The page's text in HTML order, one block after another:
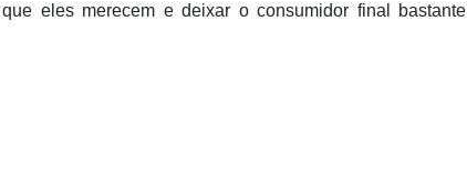
eles merecem e deixar o consumidor final bastante